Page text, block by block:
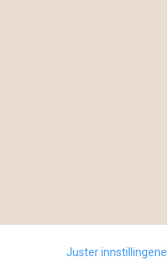
Juster innstillingene